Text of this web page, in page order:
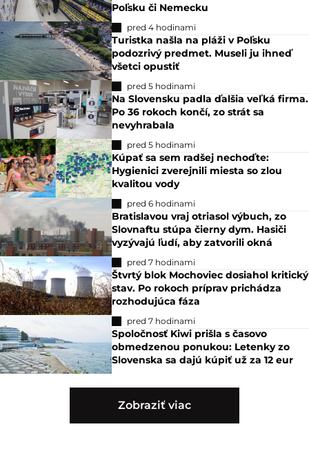
Poľsku či Nemecku
pred 4 hodinami
Turistka našla na pláži v Poľsku
podozrivý predmet. Museli ju ihneď
všetci opustiť
pred 5 hodinami
Na Slovensku padla ďalšia veľká firma.
Po 36 rokoch končí, zo strát sa
nevyhrabala
pred 5 hodinami
Kúpať sa sem radšej nechoďte:
Hygienici zverejnili miesta so zlou
kvalitou vody
pred 6 hodinami
Bratislavou vraj otriasol výbuch, zo
Slovnaftu stúpa čierny dym. Hasiči
vyzývajú ľudí, aby zatvorili okná
pred 7 hodinami
Štvrtý blok Mochoviec dosiahol kritický
stav. Po rokoch príprav prichádza
rozhodujúca fáza
pred 7 hodinami
Spoločnosť Kiwi prišla s časovo
obmedzenou ponukou: Letenky zo
Slovenska sa dajú kúpiť už za 12 eur
Zobraziť viac